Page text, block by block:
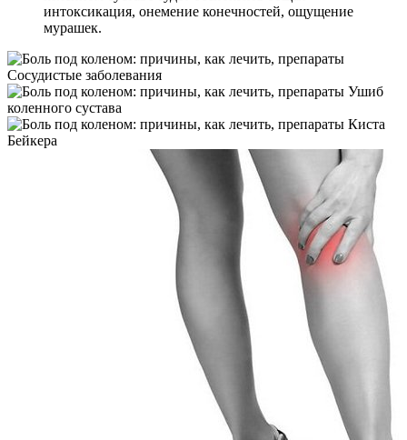
интоксикация, онемение конечностей, ощущение
мурашек.
Сосудистые заболевания
Ушиб
коленного сустава
Киста
Бейкера